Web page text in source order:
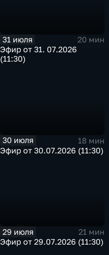
31 июля
20 мин
Эфир от 31. 07.2026
(11:30)
30 июля
18 мин
Эфир от 30.07.2026 (11:30)
29 июля
21 мин
Эфир от 29.07.2026 (11:30)